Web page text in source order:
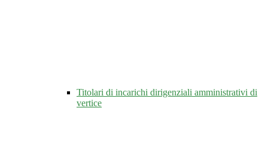
Titolari di incarichi dirigenziali amministrativi di
vertice